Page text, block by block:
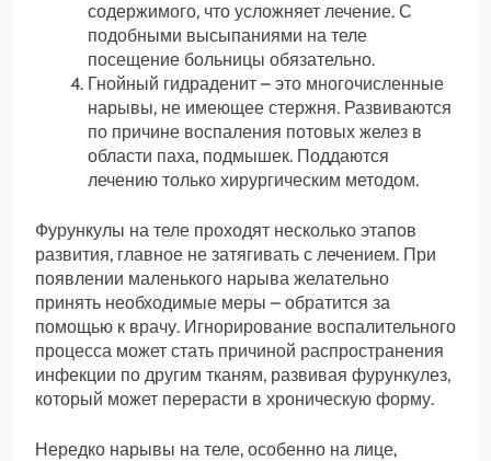
содержимого, что усложняет лечение. С
подобными высыпаниями на теле
посещение больницы обязательно.
Гнойный гидраденит – это многочисленные
нарывы, не имеющее стержня. Развиваются
по причине воспаления потовых желез в
области паха, подмышек. Поддаются
лечению только хирургическим методом.
Фурункулы на теле проходят несколько этапов
развития, главное не затягивать с лечением. При
появлении маленького нарыва желательно
принять необходимые меры – обратится за
помощью к врачу. Игнорирование воспалительного
процесса может стать причиной распространения
инфекции по другим тканям, развивая фурункулез,
который может перерасти в хроническую форму.
Нередко нарывы на теле, особенно на лице,